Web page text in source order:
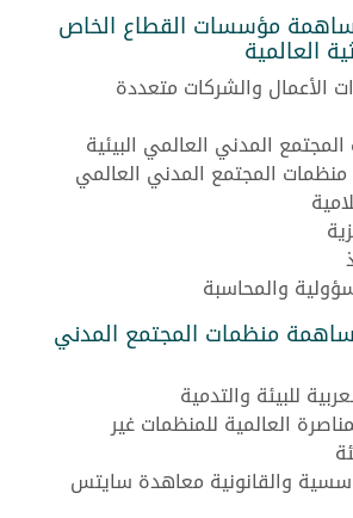
مساهمة مؤسسات القطاع الخاص
العالمية
الأعمال والشركات متعددة
المدني العالمي البيئية
المجتمع المدني العالمي
والمحاسبة
منظمات المجتمع المدني
للبيئة والتدمية
العالمية للمنظمات غير
والقانونية معاهدة سايتس